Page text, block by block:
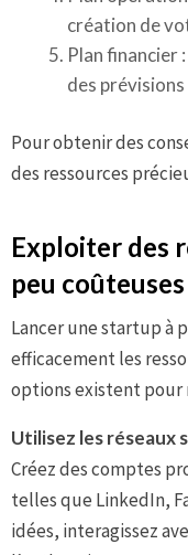
création de
Plan financier
des
Pour obtenir des
des ressources
Exploiter des
peu coûteuses
Lancer une startup à
efficacement les
options existent pour
Utilisez les réseaux
Créez des comptes
telles que LinkedIn,
idées, interagissez